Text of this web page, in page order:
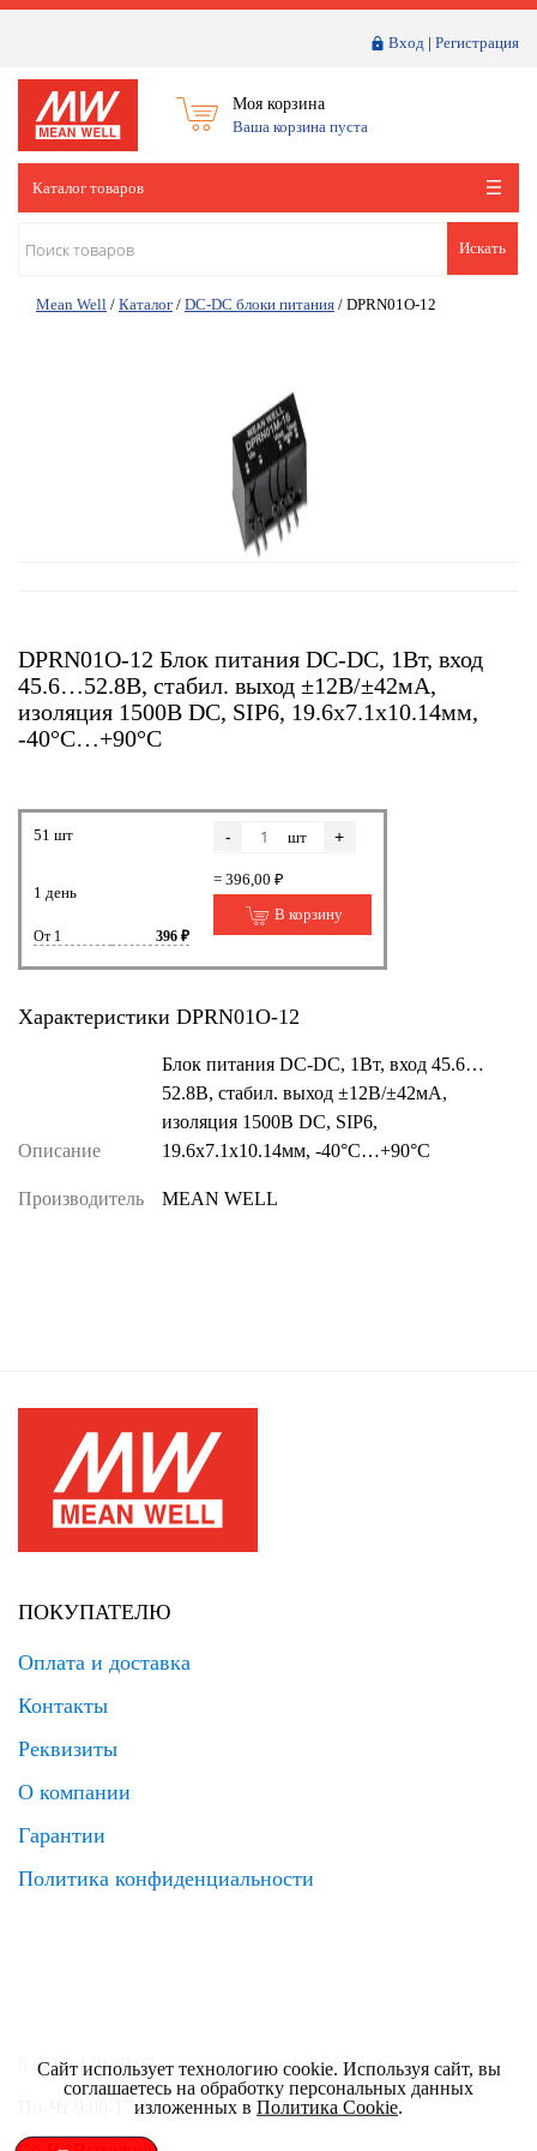
Вход | Регистрация
Моя корзина
Ваша корзина пуста
Каталог товаров
Искать
Mean Well / Каталог / DC-DC блоки питания / DPRN01O-12
DPRN01O-12 Блок питания DC-DC, 1Вт, вход
45.6…52.8В, стабил. выход ±12В/±42мА,
изоляция 1500В DC, SIP6, 19.6х7.1х10.14мм,
-40°С…+90°С
51 шт
1 день
От 1 396 ₽
- шт +
= 396,00 ₽
В корзину
Характеристики DPRN01O-12
Описание
Блок питания DC-DC, 1Вт, вход 45.6…
52.8В, стабил. выход ±12В/±42мА,
изоляция 1500В DC, SIP6,
19.6х7.1х10.14мм, -40°С…+90°С
Производитель MEAN WELL
ПОКУПАТЕЛЮ
Оплата и доставка
Контакты
Реквизиты
О компании
Гарантии
Политика конфиденциальности
8 (495) 120 69 99 zakaz@elrus.ru
Пн-Чт 9:00-17:30 Пт 9:00-17:00
Сайт использует технологию cookie. Используя сайт, вы
соглашаетесь на обработку персональных данных
изложенных в Политика Cookie.